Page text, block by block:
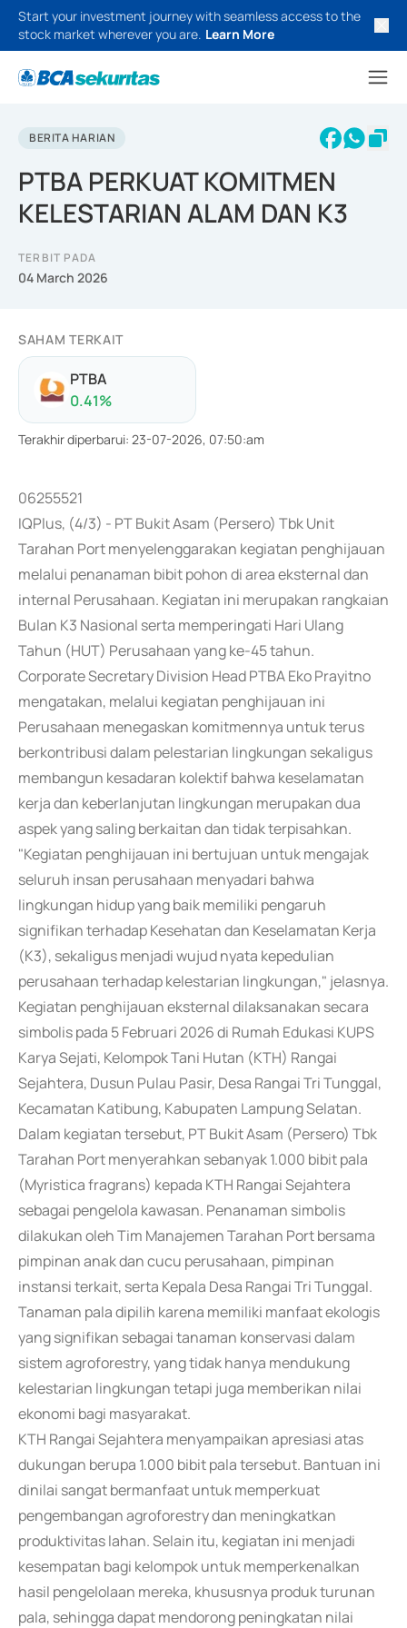
Start your investment journey with seamless access to the
stock market wherever you are. Learn More
BERITA HARIAN
PTBA PERKUAT KOMITMEN
KELESTARIAN ALAM DAN K3
TERBIT PADA
04 March 2026
SAHAM TERKAIT
PTBA
0.41%
Terakhir diperbarui: 23-07-2026, 07:50:am
06255521
IQPlus, (4/3) - PT Bukit Asam (Persero) Tbk Unit
Tarahan Port menyelenggarakan kegiatan penghijauan
melalui penanaman bibit pohon di area eksternal dan
internal Perusahaan. Kegiatan ini merupakan rangkaian
Bulan K3 Nasional serta memperingati Hari Ulang
Tahun (HUT) Perusahaan yang ke-45 tahun.
Corporate Secretary Division Head PTBA Eko Prayitno
mengatakan, melalui kegiatan penghijauan ini
Perusahaan menegaskan komitmennya untuk terus
berkontribusi dalam pelestarian lingkungan sekaligus
membangun kesadaran kolektif bahwa keselamatan
kerja dan keberlanjutan lingkungan merupakan dua
aspek yang saling berkaitan dan tidak terpisahkan.
"Kegiatan penghijauan ini bertujuan untuk mengajak
seluruh insan perusahaan menyadari bahwa
lingkungan hidup yang baik memiliki pengaruh
signifikan terhadap Kesehatan dan Keselamatan Kerja
(K3), sekaligus menjadi wujud nyata kepedulian
perusahaan terhadap kelestarian lingkungan," jelasnya.
Kegiatan penghijauan eksternal dilaksanakan secara
simbolis pada 5 Februari 2026 di Rumah Edukasi KUPS
Karya Sejati, Kelompok Tani Hutan (KTH) Rangai
Sejahtera, Dusun Pulau Pasir, Desa Rangai Tri Tunggal,
Kecamatan Katibung, Kabupaten Lampung Selatan.
Dalam kegiatan tersebut, PT Bukit Asam (Persero) Tbk
Tarahan Port menyerahkan sebanyak 1.000 bibit pala
(Myristica fragrans) kepada KTH Rangai Sejahtera
sebagai pengelola kawasan. Penanaman simbolis
dilakukan oleh Tim Manajemen Tarahan Port bersama
pimpinan anak dan cucu perusahaan, pimpinan
instansi terkait, serta Kepala Desa Rangai Tri Tunggal.
Tanaman pala dipilih karena memiliki manfaat ekologis
yang signifikan sebagai tanaman konservasi dalam
sistem agroforestry, yang tidak hanya mendukung
kelestarian lingkungan tetapi juga memberikan nilai
ekonomi bagi masyarakat.
KTH Rangai Sejahtera menyampaikan apresiasi atas
dukungan berupa 1.000 bibit pala tersebut. Bantuan ini
dinilai sangat bermanfaat untuk memperkuat
pengembangan agroforestry dan meningkatkan
produktivitas lahan. Selain itu, kegiatan ini menjadi
kesempatan bagi kelompok untuk memperkenalkan
hasil pengelolaan mereka, khususnya produk turunan
pala, sehingga dapat mendorong peningkatan nilai